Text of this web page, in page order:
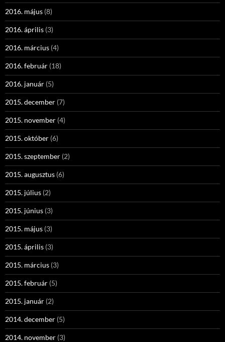
2016. május (8)
2016. április (3)
2016. március (4)
2016. február (18)
2016. január (5)
2015. december (7)
2015. november (4)
2015. október (6)
2015. szeptember (2)
2015. augusztus (6)
2015. július (2)
2015. június (3)
2015. május (3)
2015. április (3)
2015. március (3)
2015. február (5)
2015. január (2)
2014. december (5)
2014. november (3)